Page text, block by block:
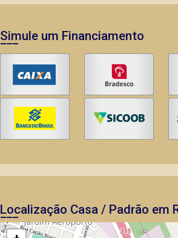
Simule um Financiamento
Localização Casa / Padrão em